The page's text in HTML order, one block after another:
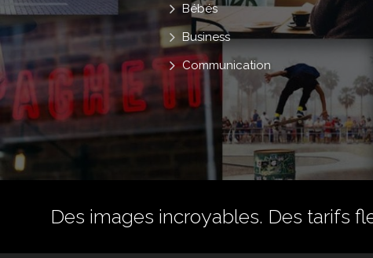
Bébés
Business
Communication
Des images incroyables. Des tarifs